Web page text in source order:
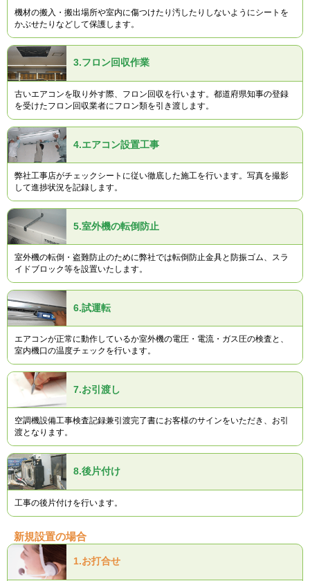
機材の搬入・搬出場所や室内に傷つけたり汚したりしないようにシートを
かぶせたりなどして保護します。
3.フロン回収作業
古いエアコンを取り外す際、フロン回収を行います。都道府県知事の登録
を受けたフロン回収業者にフロン類を引き渡します。
4.エアコン設置工事
弊社工事店がチェックシートに従い徹底した施工を行います。写真を撮影
して進捗状況を記録します。
5.室外機の転倒防止
室外機の転倒・盗難防止のために弊社では転倒防止金具と防振ゴム、スラ
イドブロック等を設置いたします。
6.試運転
エアコンが正常に動作しているか室外機の電圧・電流・ガス圧の検査と、
室内機口の温度チェックを行います。
7.お引渡し
空調機設備工事検査記録兼引渡完了書にお客様のサインをいただき、お引
渡となります。
8.後片付け
工事の後片付けを行います。
新規設置の場合
1.お打合せ